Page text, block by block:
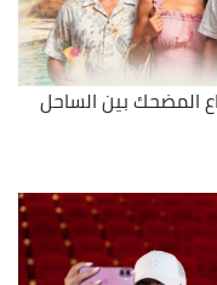
المضحك بين الساحل